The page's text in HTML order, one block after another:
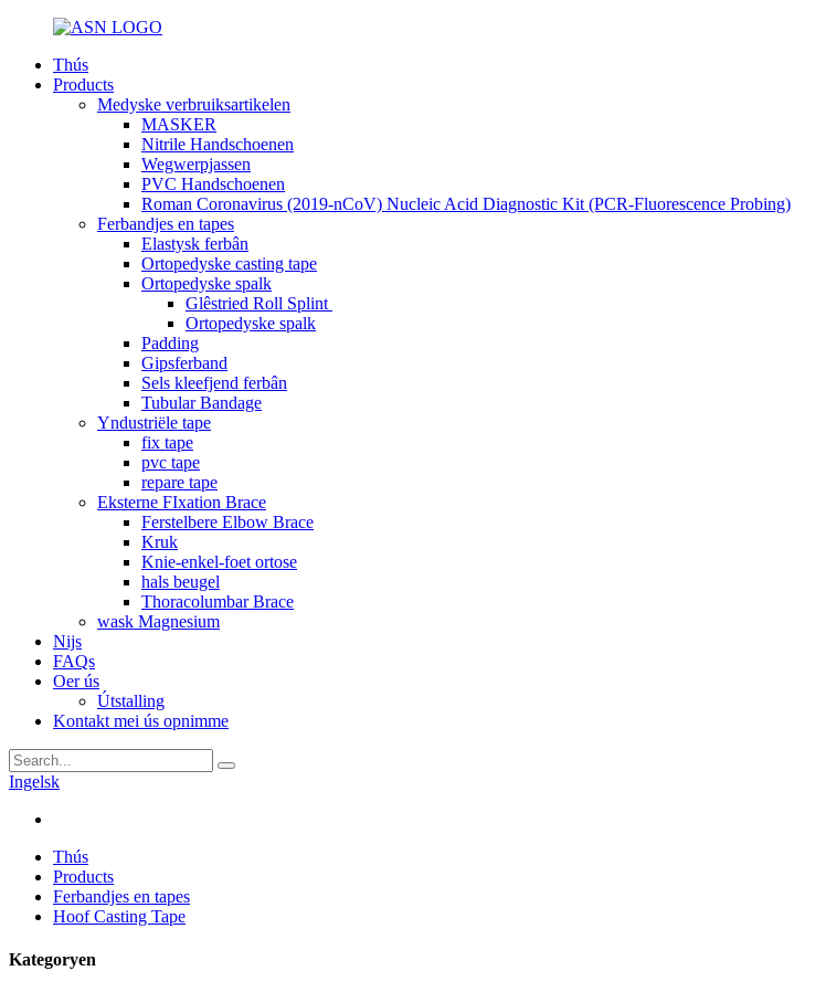
Thús
Products
Medyske verbruiksartikelen
MASKER
Nitrile Handschoenen
Wegwerpjassen
PVC Handschoenen
Roman Coronavirus (2019-nCoV) Nucleic Acid Diagnostic Kit (PCR-Fluorescence Probing)
Ferbandjes en tapes
Elastysk ferbân
Ortopedyske casting tape
Ortopedyske spalk
Glêstried Roll Splint
Ortopedyske spalk
Padding
Gipsferband
Sels kleefjend ferbân
Tubular Bandage
Yndustriële tape
fix tape
pvc tape
repare tape
Eksterne FIxation Brace
Ferstelbere Elbow Brace
Kruk
Knie-enkel-foet ortose
hals beugel
Thoracolumbar Brace
wask Magnesium
Nijs
FAQs
Oer ús
Útstalling
Kontakt mei ús opnimme
Ingelsk
Thús
Products
Ferbandjes en tapes
Hoof Casting Tape
Kategoryen